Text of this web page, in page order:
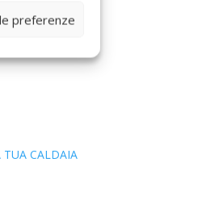
preferenze
TUA CALDAIA